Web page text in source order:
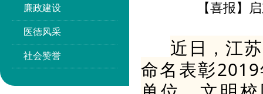
廉政建设
医德风采
社会赞誉
【喜报】
近日，江
命名表彰